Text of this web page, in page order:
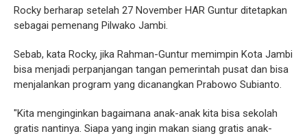
Rocky berharap setelah 27 November HAR Guntur ditetapkan
sebagai pemenang Pilwako Jambi.
Sebab, kata Rocky, jika Rahman-Guntur memimpin Kota Jambi
bisa menjadi perpanjangan tangan pemerintah pusat dan bisa
menjalankan program yang dicanangkan Prabowo Subianto.
"Kita menginginkan bagaimana anak-anak kita bisa sekolah
gratis nantinya. Siapa yang ingin makan siang gratis anak-